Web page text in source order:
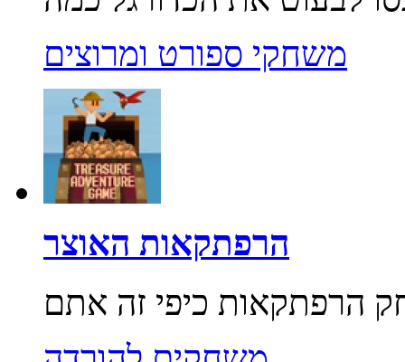
משחקי ספורט ומרוצים
הרפתקאות האוצר